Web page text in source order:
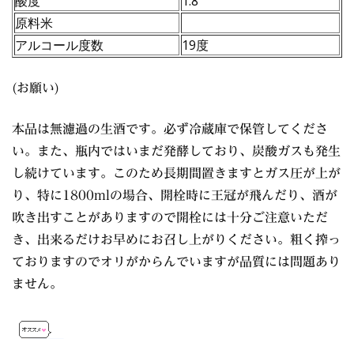
原料米
アルコール度数
19度
(お願い)
本品は無濾過の生酒です。必ず冷蔵庫で保管してくださ
い。また、瓶内ではいまだ発酵しており、炭酸ガスも発生
し続けています。このため長期間置きますとガス圧が上が
り、特に1800mlの場合、開栓時に王冠が飛んだり、酒が
吹き出すことがありますので開栓には十分ご注意いただ
き、出来るだけお早めにお召し上がりください。粗く搾っ
ておりますのでオリがからんでいますが品質には問題あり
ません。